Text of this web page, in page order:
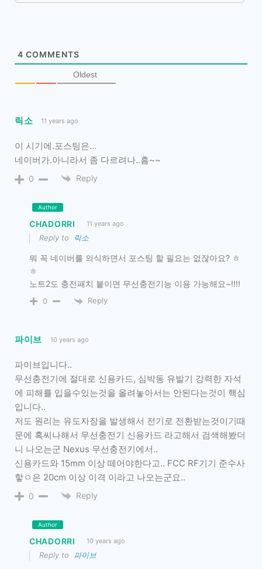
4 COMMENTS
Oldest
릭소 11 years ago
이 시기에.포스팅은…
네이버가.아니라서 좀 다르려나..흠~~
0 Reply
Author
CHADORRI 11 years ago
Reply to 릭소
뭐 꼭 네이버를 의식하면서 포스팅 할 필요는 없잖아요? ㅎ
ㅎ
노트2도 충전패치 붙이면 무선충전기능 이용 가능해요~!!!!
0 Reply
파이브 10 years ago
파이브입니다..
무선충전기에 절대로 신용카드, 심박동 유발기 강력한 자석
에 피해를 입을수있는것을 올려놓아서는 안된다는것이 핵심
입니다..
저도 원리는 유도자장을 발생해서 전기로 전환받는것이기때
문에 혹씨나해서 무선충전기 신용카드 라고해서 검색해봤더
니 나오는군 Nexus 무선충전기에서..
신용카드와 15mm 이상 떼어야한다고.. FCC RF기기 준수사
핳ㅇ은 20cm 이상 이격 이라고 나오는군요..
0 Reply
Author
CHADORRI 10 years ago
Reply to 파이브